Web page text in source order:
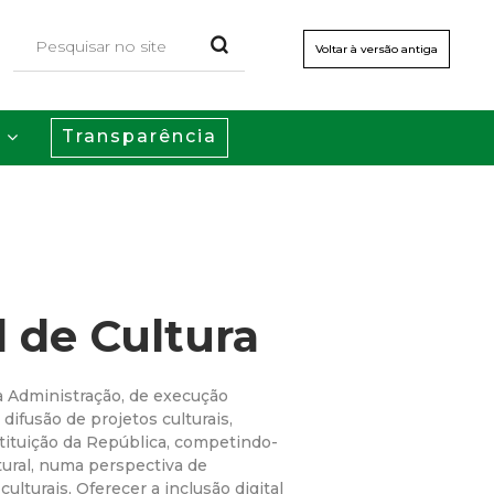
Voltar à versão antiga
Transparência
de Cultura
de execução
de projetos culturais,
da República, competindo-
numa perspectiva de
Oferecer a inclusão digital